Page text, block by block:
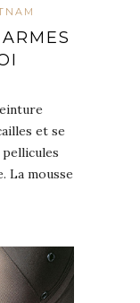
et se
La mousse